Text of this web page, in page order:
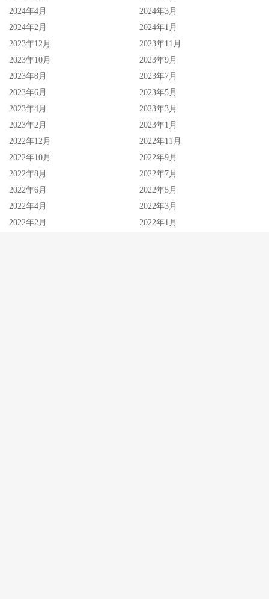
2024年4月
2024年3月
2024年2月
2024年1月
2023年12月
2023年11月
2023年10月
2023年9月
2023年8月
2023年7月
2023年6月
2023年5月
2023年4月
2023年3月
2023年2月
2023年1月
2022年12月
2022年11月
2022年10月
2022年9月
2022年8月
2022年7月
2022年6月
2022年5月
2022年4月
2022年3月
2022年2月
2022年1月